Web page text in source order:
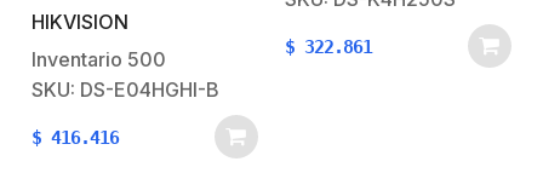
HD-CVI / AHD /
Analógico (CVBS) /
IP.Software cliente
iVMS-4200.Compatible
con Hik-Connect P2P
HIKVISION
Inventario 500
SKU: DS-E04HGHI-B
$ 416.416
ángulo de apertura de
90°. El empuje máximo
$ 322.861